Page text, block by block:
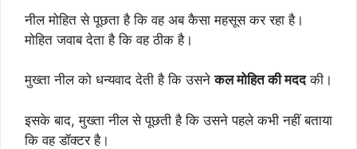
नील मोहित से पूछता है कि वह अब कैसा महसूस कर रहा है।
मोहित जवाब देता है कि वह ठीक है।
मुख्ता नील को धन्यवाद देती है कि उसनेकल मोहित की मददकी।
इसके बाद, मुख्ता नील से पूछती है कि उसने पहले कभी नहीं बताया
कि वह डॉक्टर है।